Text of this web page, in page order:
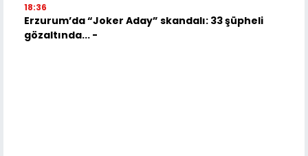
18:36
Erzurum’da “Joker Aday” skandalı: 33 şüpheli
gözaltında... -